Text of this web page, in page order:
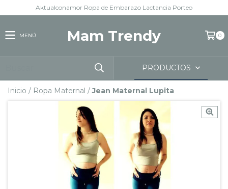
Aktualconamor Ropa de Embarazo Lactancia Porteo
MENÚ Mam Trendy 0
PRODUCTOS
Inicio / Ropa Maternal / Jean Maternal Lupita